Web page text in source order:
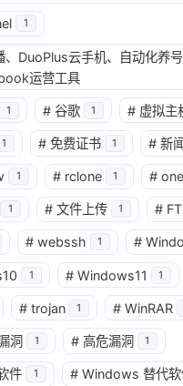
1
DuoPlus云手机、自动化养
运营工具
1 # 谷歌 1 # 虚拟主
1 # 免费证书 1 # 新闻
1 # rclone 1 #
1 # 文件上传 1 #
# webssh 1 #
1 # Windows11 1
# trojan 1 # WinRAR
洞 1 # 高危漏洞 1
件 1 # Windows 替代软